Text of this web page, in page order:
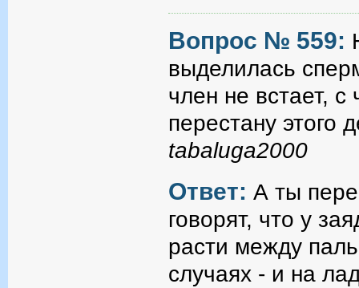
Вопрос № 559:
выделилась
член не встает,
перестану этого
tabaluga2000
Ответ: А ты
говорят, что у
расти между
случаях - и на